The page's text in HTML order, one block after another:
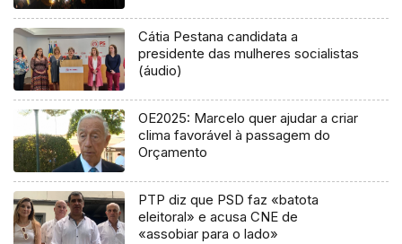
Cátia Pestana candidata a
presidente das mulheres socialistas
(áudio)
OE2025: Marcelo quer ajudar a criar
clima favorável à passagem do
Orçamento
PTP diz que PSD faz «batota
eleitoral» e acusa CNE de
«assobiar para o lado»